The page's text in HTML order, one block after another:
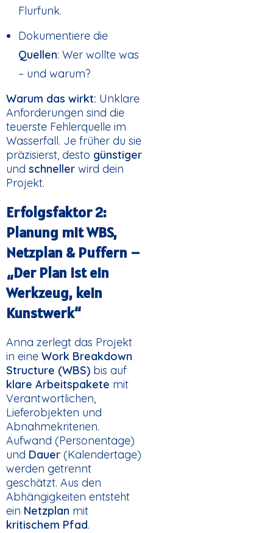
Flurfunk.
Dokumentiere die
Quellen: Wer wollte was
– und warum?
Warum das wirkt: Unklare
Anforderungen sind die
teuerste Fehlerquelle im
Wasserfall. Je früher du sie
präzisierst, desto günstiger
und schneller wird dein
Projekt.
Erfolgsfaktor 2:
Planung mit WBS,
Netzplan & Puffern –
„Der Plan ist ein
Werkzeug, kein
Kunstwerk“
Anna zerlegt das Projekt
in eine Work Breakdown
Structure (WBS) bis auf
klare Arbeitspakete mit
Verantwortlichen,
Lieferobjekten und
Abnahmekriterien.
Aufwand (Personentage)
und Dauer (Kalendertage)
werden getrennt
geschätzt. Aus den
Abhängigkeiten entsteht
ein Netzplan mit
kritischem Pfad.